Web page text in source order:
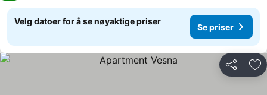
Velg datoer for å se nøyaktige priser
Se priser
Del